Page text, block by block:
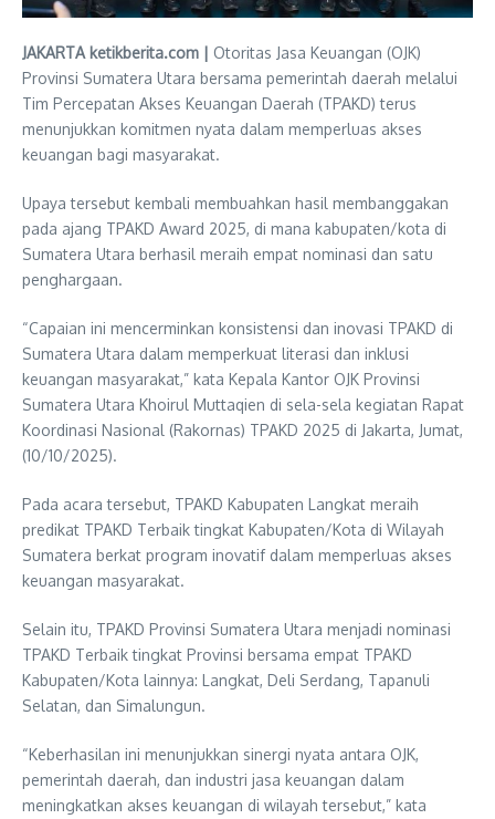
JAKARTA ketikberita.com | Otoritas Jasa Keuangan (OJK)
Provinsi Sumatera Utara bersama pemerintah daerah melalui
Tim Percepatan Akses Keuangan Daerah (TPAKD) terus
menunjukkan komitmen nyata dalam memperluas akses
keuangan bagi masyarakat.
Upaya tersebut kembali membuahkan hasil membanggakan
pada ajang TPAKD Award 2025, di mana kabupaten/kota di
Sumatera Utara berhasil meraih empat nominasi dan satu
penghargaan.
“Capaian ini mencerminkan konsistensi dan inovasi TPAKD di
Sumatera Utara dalam memperkuat literasi dan inklusi
keuangan masyarakat,” kata Kepala Kantor OJK Provinsi
Sumatera Utara Khoirul Muttaqien di sela-sela kegiatan Rapat
Koordinasi Nasional (Rakornas) TPAKD 2025 di Jakarta, Jumat,
(10/10/2025).
Pada acara tersebut, TPAKD Kabupaten Langkat meraih
predikat TPAKD Terbaik tingkat Kabupaten/Kota di Wilayah
Sumatera berkat program inovatif dalam memperluas akses
keuangan masyarakat.
Selain itu, TPAKD Provinsi Sumatera Utara menjadi nominasi
TPAKD Terbaik tingkat Provinsi bersama empat TPAKD
Kabupaten/Kota lainnya: Langkat, Deli Serdang, Tapanuli
Selatan, dan Simalungun.
“Keberhasilan ini menunjukkan sinergi nyata antara OJK,
pemerintah daerah, dan industri jasa keuangan dalam
meningkatkan akses keuangan di wilayah tersebut,” kata